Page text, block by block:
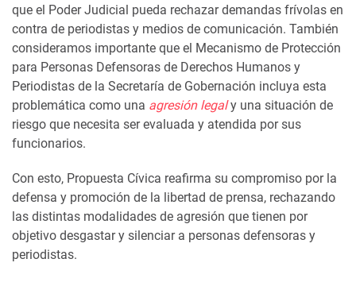
que el Poder Judicial pueda rechazar demandas frívolas en
contra de periodistas y medios de comunicación. También
consideramos importante que el Mecanismo de Protección
para Personas Defensoras de Derechos Humanos y
Periodistas de la Secretaría de Gobernación incluya esta
problemática como una agresión legal y una situación de
riesgo que necesita ser evaluada y atendida por sus
funcionarios.
Con esto, Propuesta Cívica reafirma su compromiso por la
defensa y promoción de la libertad de prensa, rechazando
las distintas modalidades de agresión que tienen por
objetivo desgastar y silenciar a personas defensoras y
periodistas.